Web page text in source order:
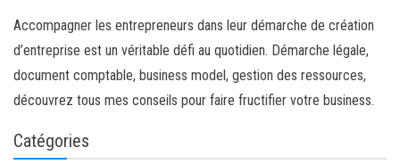
Accompagner les entrepreneurs dans leur démarche de création
d’entreprise est un véritable défi au quotidien. Démarche légale,
document comptable, business model, gestion des ressources,
découvrez tous mes conseils pour faire fructifier votre business.
Catégories